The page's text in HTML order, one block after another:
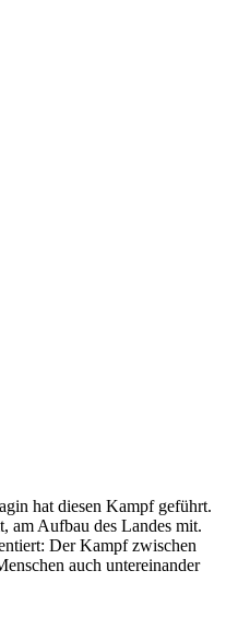
hat diesen Kampf geführt.
am Aufbau des Landes mit.
Der Kampf zwischen
auch untereinander